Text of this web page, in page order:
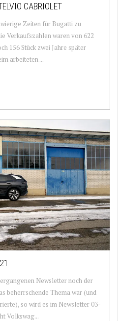
CABRIOLET
Zeiten für Bugatti zu
Verkaufszahlen waren von 622
156 Stück zwei Jahre später
arbeiteten ...
Newsletter noch der
beherrschende Thema war (und
so wird es im Newsletter 03-
Volkswag...